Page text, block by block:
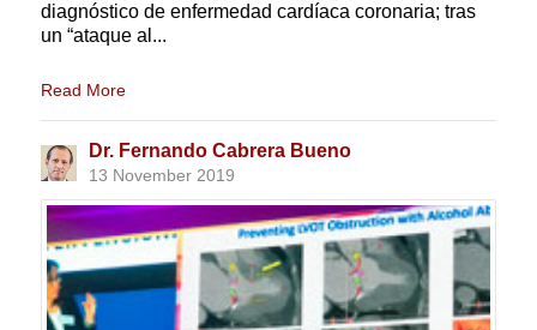
diagnóstico de enfermedad cardíaca coronaria; tras
un “ataque al...
Read More
Dr. Fernando Cabrera Bueno
13 November 2019